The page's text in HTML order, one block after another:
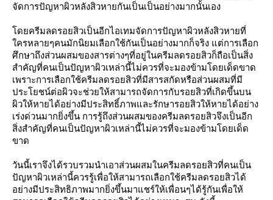
จัดการปัญหาผิวหลังสิวหายกันเป็นเป็นอย่างมากนั้นเอง
โดยครีมลดรอยสิวเป็นอีกไอเทมจัดการปัญหาผิวหลังสิวหายที่
ใครหลายๆคนมักนิยมเลือกใช้กันเป็นอย่างมากก็จริง แต่การเลือก
ศึกษาถึงส่วนผสมของสารต่างๆที่อยู่ในครีมลดรอยสิวก็ถือเป็นสิ่ง
สำคัญที่คนเป็นปัญหาผิวเหล่านี้ไม่ควรที่จะมองข้ามโดยเด็ดขาด
เพราะการเลือกใช้ครีมลดรอยสิวที่มีสารสกัดหรือส่วนผสมที่มี
ประโยชน์ต่อผิวจะช่วยให้สามารถจัดการกับรอยสิวที่เกิดขึ้นบน
ผิวให้หายได้อย่างมีประสิทธิ์ภาพและรักษารอยสิวให้หายได้อย่าง
เร่งด่วนมากยิ่งขึ้น การรู้ถึงส่วนผสมของครีมลดรอยสิวจึงเป็นอีก
สิ่งสำคัญที่คนเป็นปัญหาผิวเหล่านี้ไม่ควรที่จะมองข้ามโดยเด็ด
ขาด
วันนี้เราจึงได้รวบรวมนำเอาส่วนผสมในครีมลดรอยสิวที่คนเป็น
ปัญหาผิวเหล่านี้ควรรู้เพื่อให้สามารถเลือกใช้ครีมลดรอยสิวได้
อย่างมีประสิทธิภาพมากยิ่งขึ้นมาแชร์ให้เพื่อนๆได้รู้กันเพื่อให้